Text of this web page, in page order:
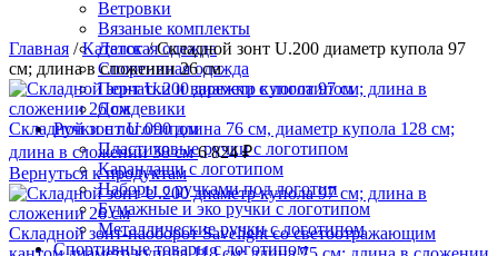
Ветровки
Вязаные комплекты
Детская одежда
Спортивная одежда
Перчатки и варежки с логотипом
Дождевики
Ручки с логотипом
Пластиковые ручки с логотипом
Карандаши с логотипом
Наборы с ручками под логотип
Бумажные и эко ручки с логотипом
Металлические ручки с логотипом
Спортивные товары с логотипом
Главная /Каталог/Складной зонт U.200 диаметр купола 97
см; длина в сложении 26 см
Складной зонт U.090 длина 76 см, диаметр купола 128 см;
длина в сложении 38 см6 824₽
Вернуться к продуктам
Складной зонт-наоборот Savelight со светоотражающим